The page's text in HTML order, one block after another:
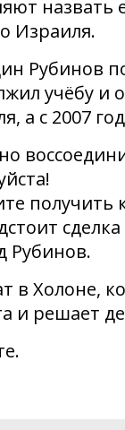
назвать
Израиля.
Рубинов
учёбу и
а с 2007
получить
Рубинов.
в Холоне,
и решает